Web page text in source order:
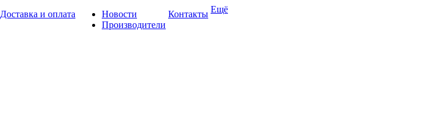
Доставка и оплата
Новости
Производители
Контакты Ещё